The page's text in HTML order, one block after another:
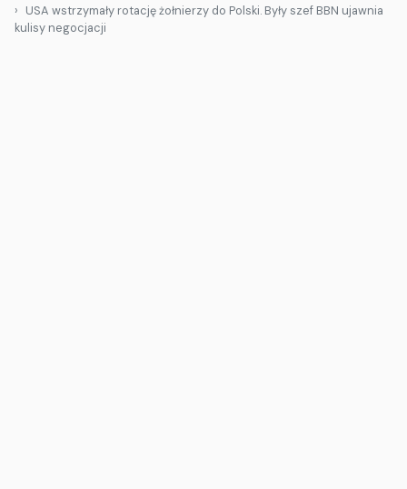
USA wstrzymały rotację żołnierzy do Polski. Były szef BBN ujawnia
kulisy negocjacji